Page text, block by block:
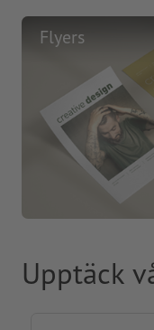
Flyers
Upptäck